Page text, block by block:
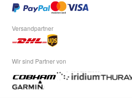
Versandpartner
Wir sind Partner von